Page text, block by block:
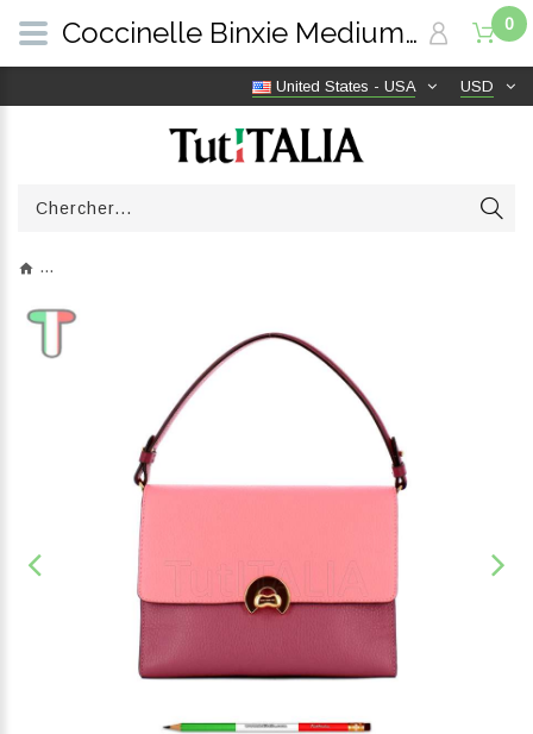
USD
United States - USA
0
Coccinelle Binxie Medium Mul.Hyper Pink E1P8P180101M32 | TutITALIA